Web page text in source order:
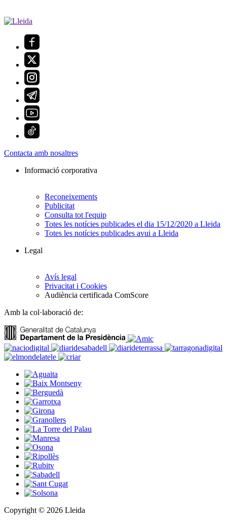
Contacta amb nosaltres
Informació corporativa
Reconeixements
Publicitat
Consulta tot l'equip
Totes les notícies publicades el dia 15/12/2020 a Lleida
Totes les notícies publicades avui a Lleida
Legal
Avís legal
Privacitat i Cookies
Audiència certificada ComScore
Amb la col·laboració de:
Copyright © 2026 Lleida